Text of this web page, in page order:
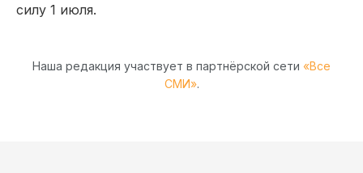
силу 1 июля.
Наша редакция участвует в партнёрской сети «Все
СМИ».